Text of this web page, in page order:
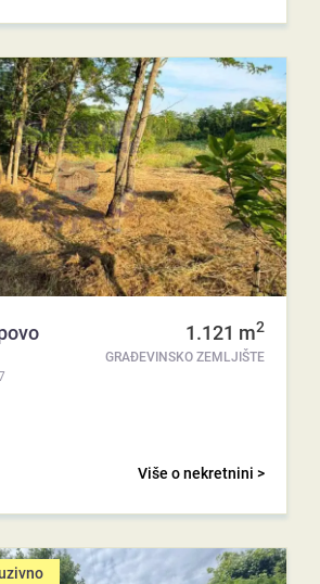
1.121 m2
GRAĐEVINSKO ZEMLJIŠTE
Više o nekretnini >